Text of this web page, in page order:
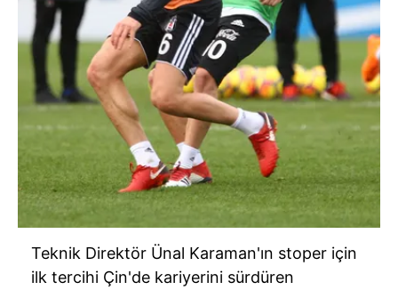
Teknik Direktör Ünal Karaman'ın stoper için
ilk tercihi Çin'de kariyerini sürdüren